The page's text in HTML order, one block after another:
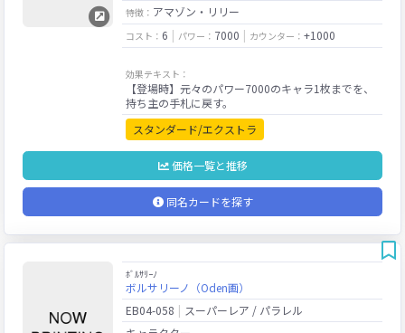
特徴： アマゾン・リリー
コスト： 6 パワー： 7000 カウンター： +1000
効果テキスト：
【登場時】元々のパワー7000のキャラ1枚までを、
スタンダード/エクストラ
価格一覧と推移
同名カードを探す
ﾎﾞﾙｻﾘｰﾉ
ボルサリーノ（Oden画）
EB04-058
スーパーレア / パラレル